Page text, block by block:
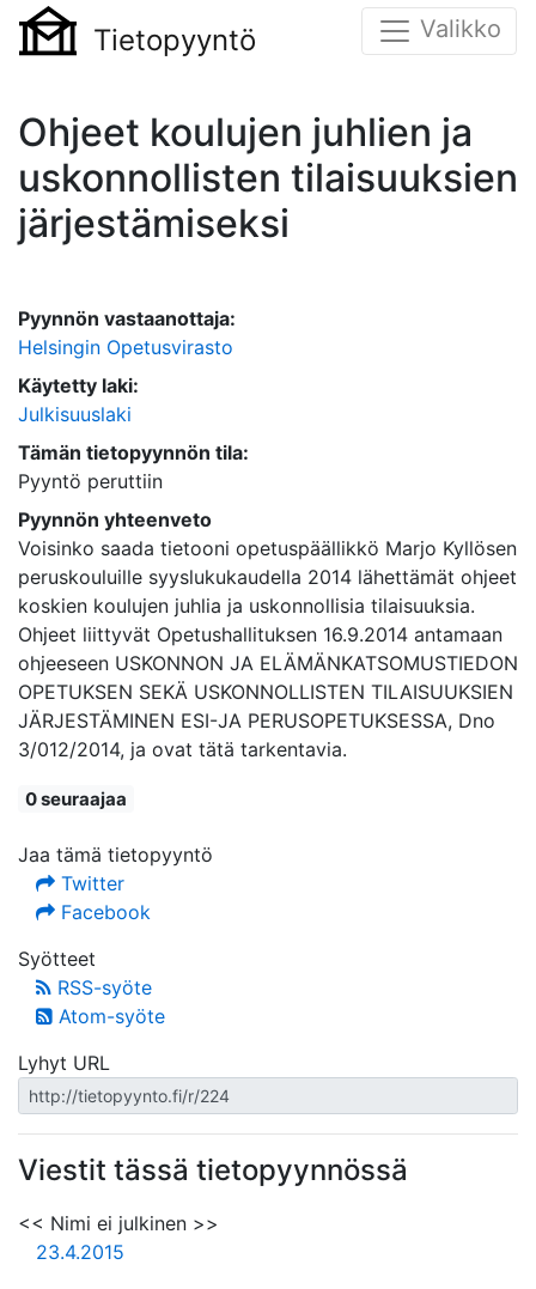
Tietopyyntö Valikko
Ohjeet koulujen juhlien ja
uskonnollisten tilaisuuksien
järjestämiseksi
Pyynnön vastaanottaja:
Helsingin Opetusvirasto
Käytetty laki:
Julkisuuslaki
Tämän tietopyynnön tila:
Pyyntö peruttiin
Pyynnön yhteenveto
Voisinko saada tietooni opetuspäällikkö Marjo Kyllösen
peruskouluille syyslukukaudella 2014 lähettämät ohjeet
koskien koulujen juhlia ja uskonnollisia tilaisuuksia.
Ohjeet liittyvät Opetushallituksen 16.9.2014 antamaan
ohjeeseen USKONNON JA ELÄMÄNKATSOMUSTIEDON
OPETUKSEN SEKÄ USKONNOLLISTEN TILAISUUKSIEN
JÄRJESTÄMINEN ESI-JA PERUSOPETUKSESSA, Dno
3/012/2014, ja ovat tätä tarkentavia.
0 seuraajaa
Jaa tämä tietopyyntö
Twitter
Facebook
Syötteet
RSS-syöte
Atom-syöte
Lyhyt URL
Viestit tässä tietopyynnössä
<< Nimi ei julkinen >>
23.4.2015